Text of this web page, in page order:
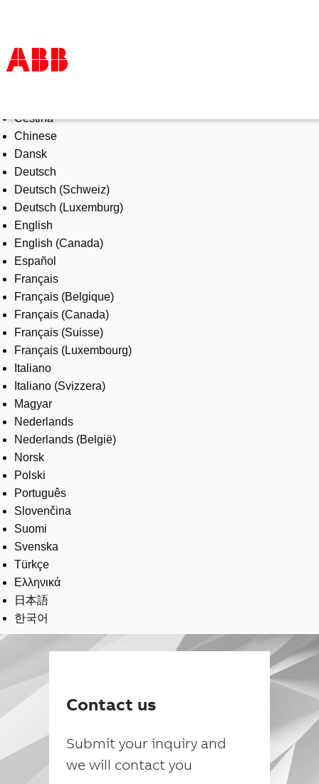
Products & Solutions
Industries
Services
About us
Where to buy
Contact us
Careers
Čeština
Chinese
Dansk
Deutsch
Deutsch (Schweiz)
Deutsch (Luxemburg)
English
English (Canada)
Español
Français
Français (Belgique)
Français (Canada)
Français (Suisse)
Français (Luxembourg)
Italiano
Italiano (Svizzera)
Magyar
Nederlands
Nederlands (België)
Norsk
Polski
Português
Slovenčina
Suomi
Svenska
Türkçe
Ελληνικά
日本語
한국어
Contact us
Submit your inquiry and
we will contact you